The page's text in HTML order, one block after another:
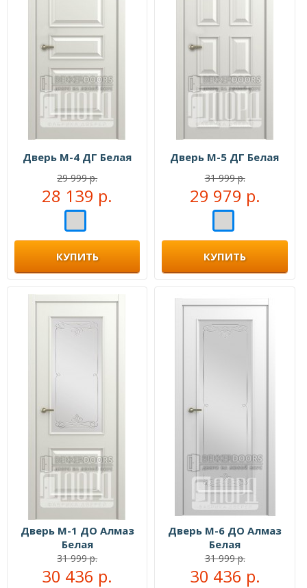
Дверь М-4 ДГ Белая
29 999 р.
28 139 р.
КУПИТЬ
Дверь М-5 ДГ Белая
31 999 р.
29 979 р.
КУПИТЬ
Дверь М-1 ДО Алмаз
Белая
31 999 р.
30 436 р.
Дверь М-6 ДО Алмаз
Белая
31 999 р.
30 436 р.